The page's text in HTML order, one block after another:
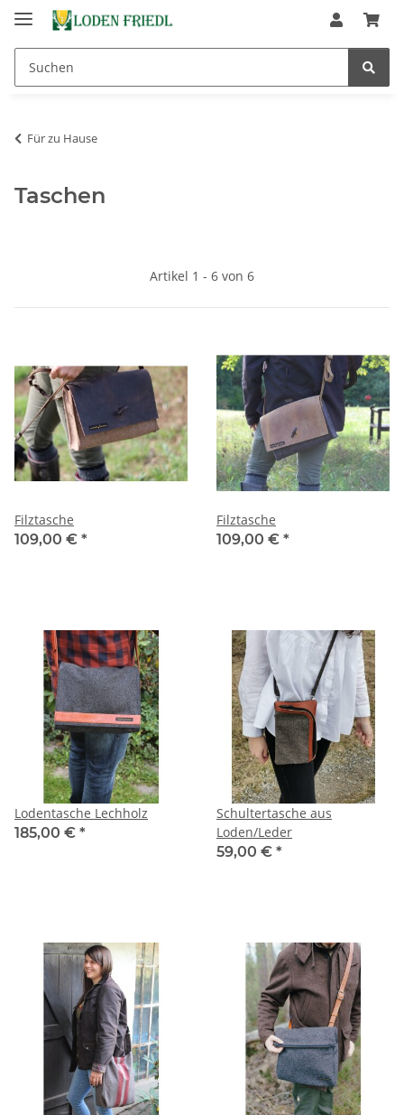
Für zu Hause
Taschen
Artikel 1 - 6 von 6
Filztasche
109,00 € *
Filztasche
109,00 € *
Lodentasche Lechholz
185,00 € *
Schultertasche aus
Loden/Leder
59,00 € *